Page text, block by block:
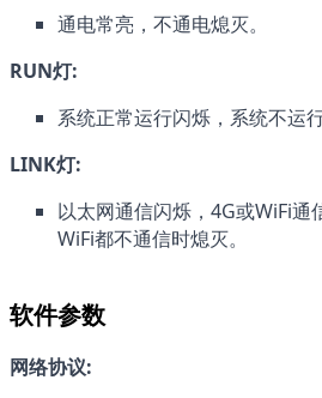
通电常亮，不通电熄灭。
RUN灯:
系统正常运行闪烁，系统不运行
LINK灯:
以太网通信闪烁，4G或WiFi通
WiFi都不通信时熄灭。
软件参数
网络协议: